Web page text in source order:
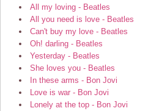
All my loving - Beatles
All you need is love - Beatles
Can't buy my love - Beatles
Oh! darling - Beatles
Yesterday - Beatles
She loves you - Beatles
In these arms - Bon Jovi
Love is war - Bon Jovi
Lonely at the top - Bon Jovi